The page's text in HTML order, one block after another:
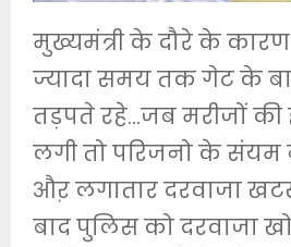
मुख्यमंत्री के दौरे के
ज्यादा समय तक गेट के
तड़पते रहे…जब मरीजों की
लगी तो परिजनो के संयम
औऱ लगातार दरवाजा
बाद पुलिस को दरवाजा